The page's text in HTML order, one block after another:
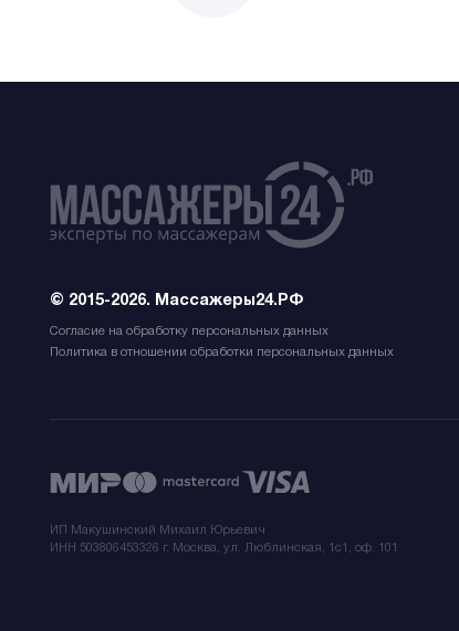
© 2015-2026. Массажеры24.РФ
Согласие на обработку персональных данных
Политика в отношении обработки персональных данных
ИП Макушинский Михаил Юрьевич
ИНН 503806453326 г. Москва, ул. Люблинская, 1с1, оф. 101